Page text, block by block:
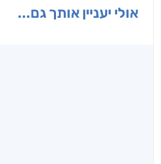
אולי יעניין אותך גם...